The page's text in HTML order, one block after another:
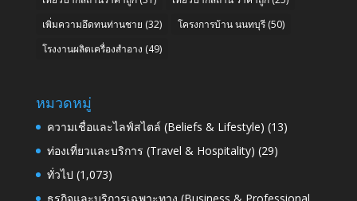
เพิ่มความอึดทนท่านชาย (32) โครงการบ้าน นนทบุรี(50)
โรงงานผลิตเครื่องสำอาง (49)
หมวดหมู่
ความเชื่อและไลฟ์สไตล์ (Beliefs & Lifestyle) (13)
ท่องเที่ยวและบริการ (Travel & Hospitality) (29)
ทั่วไป (1,073)